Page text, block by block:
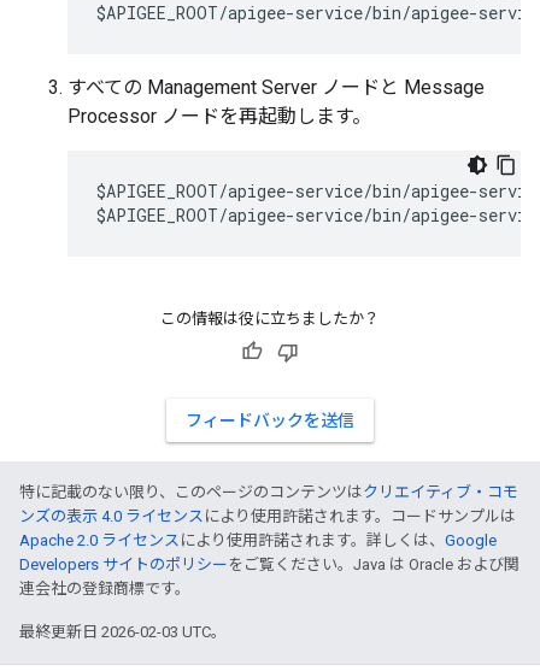
$APIGEE_ROOT/apigee-service/bin/apigee-
すべての Management Server ノードと Message
Processor ノードを再起動します。
$APIGEE_ROOT/apigee-service/bin/apigee-
$APIGEE_ROOT/apigee-service/bin/apigee-
この情報は役に立ちましたか？
フィードバックを送信
特に記載のない限り、このページのコンテンツはクリエイティブ・コモ
ンズの表示 4.0 ライセンス により使用許諾されます。コードサンプルは
Apache 2.0 ライセンス により使用許諾されます。詳しくは、 Google
Developers サイトのポリシー をご覧ください。Java は Oracle および関
連会社の登録商標です。
最終更新日 2026-02-03 UTC。